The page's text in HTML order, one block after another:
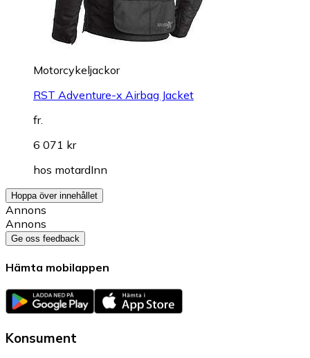
Motorcykeljackor
RST Adventure-x Airbag Jacket
fr.
6 071 kr
hos motardInn
Hoppa över innehållet
Annons
Annons
Ge oss feedback
Hämta mobilappen
Konsument